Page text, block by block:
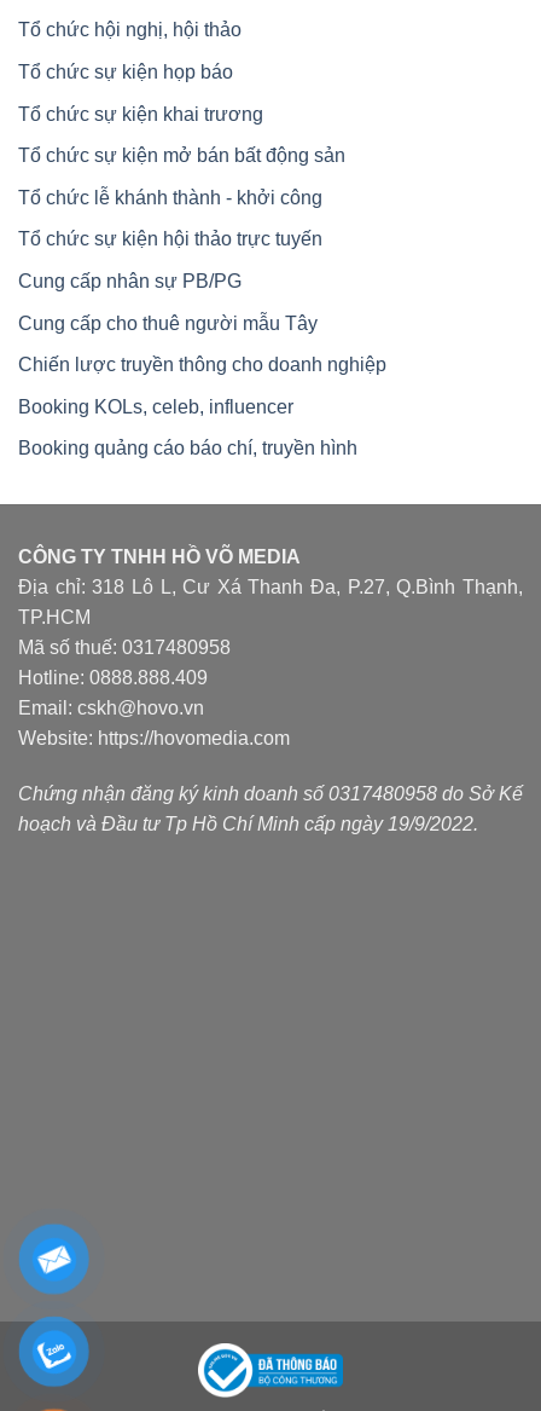
Tổ chức hội nghị, hội thảo
Tổ chức sự kiện họp báo
Tổ chức sự kiện khai trương
Tổ chức sự kiện mở bán bất động sản
Tổ chức lễ khánh thành - khởi công
Tổ chức sự kiện hội thảo trực tuyến
Cung cấp nhân sự PB/PG
Cung cấp cho thuê người mẫu Tây
Chiến lược truyền thông cho doanh nghiệp
Booking KOLs, celeb, influencer
Booking quảng cáo báo chí, truyền hình
CÔNG TY TNHH HỒ VÕ MEDIA
Địa chỉ: 318 Lô L, Cư Xá Thanh Đa, P.27, Q.Bình Thạnh,
TP.HCM
Mã số thuế: 0317480958
Hotline: 0888.888.409
Email: cskh@hovo.vn
Website: https://hovomedia.com
Chứng nhận đăng ký kinh doanh số 0317480958 do Sở Kế
hoạch và Đầu tư Tp Hồ Chí Minh cấp ngày 19/9/2022.